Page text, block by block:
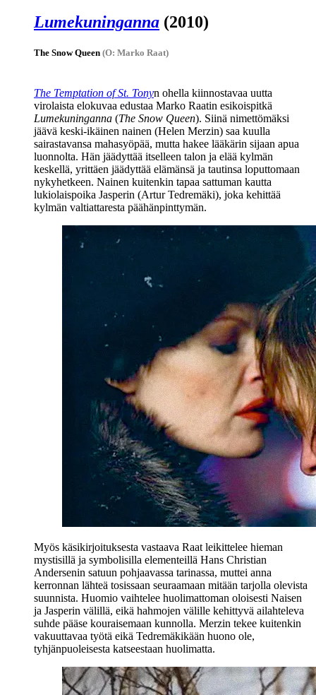
Lumekuninganna (2010)
The Snow Queen (O: Marko Raat)
The Temptation of St. Tonyn ohella kiinnostavaa uutta
virolaista elokuvaa edustaa Marko Raatin esikoispitkä
Lumekuninganna (The Snow Queen). Siinä nimettömäksi
jäävä keski-ikäinen nainen (Helen Merzin) saa kuulla
sairastavansa mahasyöpää, mutta hakee lääkärin sijaan apua
luonnolta. Hän jäädyttää itselleen talon ja elää kylmän
keskellä, yrittäen jäädyttää elämänsä ja tautinsa loputtomaan
nykyhetkeen. Nainen kuitenkin tapaa sattuman kautta
lukiolaispoika Jasperin (Artur Tedremäki), joka kehittää
kylmän valtiattaresta päähänpinttymän.
Myös käsikirjoituksesta vastaava Raat leikittelee hieman
mystisillä ja symbolisilla elementeillä Hans Christian
Andersenin satuun pohjaavassa tarinassa, muttei anna
kerronnan lähteä tosissaan seuraamaan mitään tarjolla olevista
suunnista. Huomio vaihtelee huolimattoman oloisesti Naisen
ja Jasperin välillä, eikä hahmojen välille kehittyvä ailahteleva
suhde pääse kouraisemaan kunnolla. Merzin tekee kuitenkin
vakuuttavaa työtä eikä Tedremäkikään huono ole,
tyhjänpuoleisesta katseestaan huolimatta.